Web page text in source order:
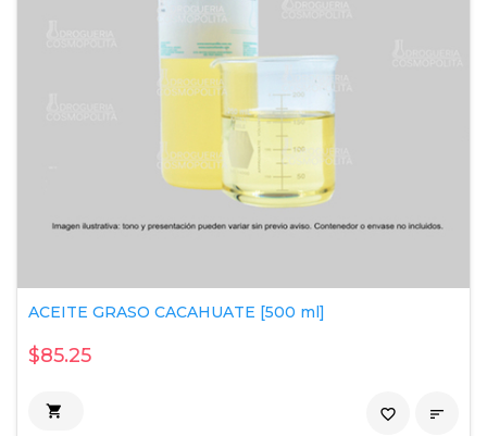
ACEITE GRASO CACAHUATE [500 ml]
$85.25
 
favorite_border